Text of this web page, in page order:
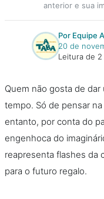
anterior e sua
Por Equipe
20 de
Leitura de
Quem não gosta de
tempo. Só de pensar
entanto, por conta do
engenhoca do
reapresenta flashes da
para o futuro regalo.